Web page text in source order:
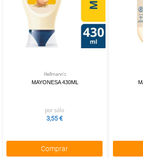
Hellmann's
MAYONESA 430ML
por sólo
3,55 €
Comprar